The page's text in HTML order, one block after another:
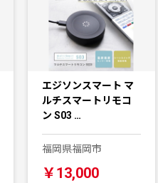
エジソンスマート マ
ルチスマートリモコ
ン S03 …
福岡県福岡市
￥13,000